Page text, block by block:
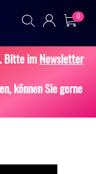
0
Bitte imNewsletter
können Sie gerne